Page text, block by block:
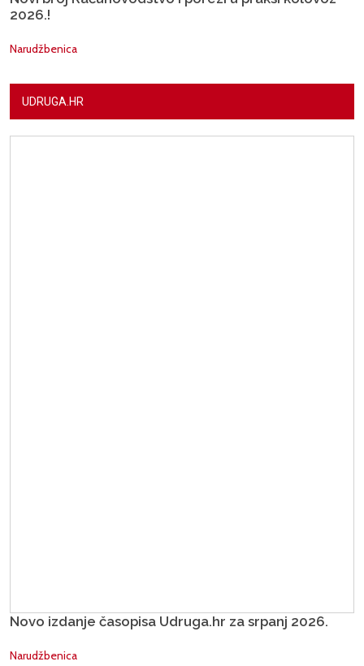
2026.!
Narudžbenica
UDRUGA.HR
Novo izdanje časopisa Udruga.hr za srpanj 2026.
Narudžbenica